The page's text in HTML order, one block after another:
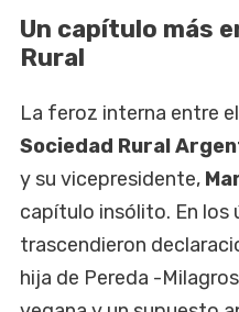
Un capítulo más
Rural
La feroz interna entre
Sociedad Rural
y su vicepresidente,
capítulo insólito. En los
trascendieron
hija de Pereda -